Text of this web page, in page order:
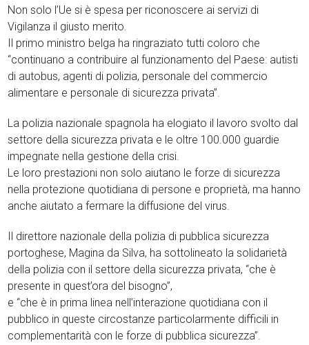
Non solo l’Ue si è spesa per riconoscere ai servizi di
Vigilanza il giusto merito.
Il primo ministro belga ha ringraziato tutti coloro che
“continuano a contribuire al funzionamento del Paese: autisti
di autobus, agenti di polizia, personale del commercio
alimentare e personale di sicurezza privata”.
La polizia nazionale spagnola ha elogiato il lavoro svolto dal
settore della sicurezza privata e le oltre 100.000 guardie
impegnate nella gestione della crisi.
Le loro prestazioni non solo aiutano le forze di sicurezza
nella protezione quotidiana di persone e proprietà, ma hanno
anche aiutato a fermare la diffusione del virus.
Il direttore nazionale della polizia di pubblica sicurezza
portoghese, Magina da Silva, ha sottolineato la solidarietà
della polizia con il settore della sicurezza privata, “che è
presente in quest’ora del bisogno”,
e “che è in prima linea nell’interazione quotidiana con il
pubblico in queste circostanze particolarmente difficili in
complementarità con le forze di pubblica sicurezza”.